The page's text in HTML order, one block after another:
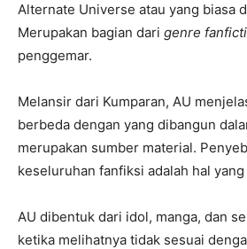
Alternate Universe atau yang biasa
Merupakan bagian dari genre
penggemar.
Melansir dari Kumparan, AU
berbeda dengan yang dibangun
merupakan sumber material.
keseluruhan fanfiksi adalah hal
AU dibentuk dari idol, manga, dan
ketika melihatnya tidak sesuai